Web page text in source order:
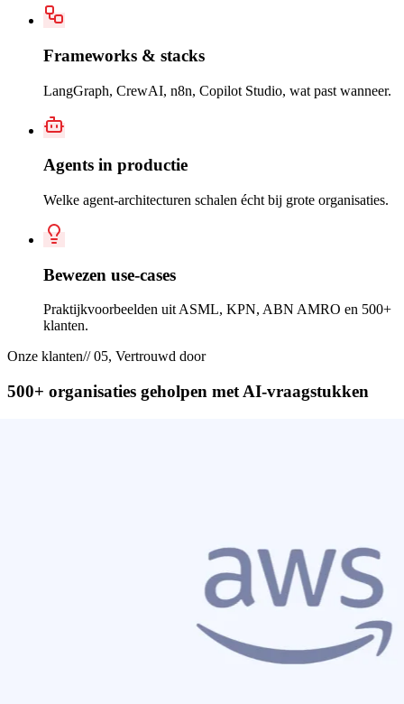
Frameworks & stacks
LangGraph, CrewAI, n8n, Copilot Studio, wat past wanneer.
Agents in productie
Welke agent-architecturen schalen écht bij grote organisaties.
Bewezen use-cases
Praktijkvoorbeelden uit ASML, KPN, ABN AMRO en 500+
klanten.
Onze klanten// 05, Vertrouwd door
500+ organisaties geholpen met AI-vraagstukken